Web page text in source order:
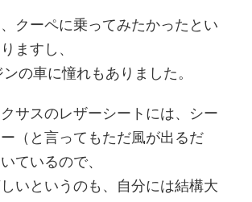
クーペに乗ってみたかったとい
ますし、
の車に憧れもありました。
サスのレザーシートには、シー
ー（と言ってもただ風が出るだ
ているので、
いというのも、自分には結構大